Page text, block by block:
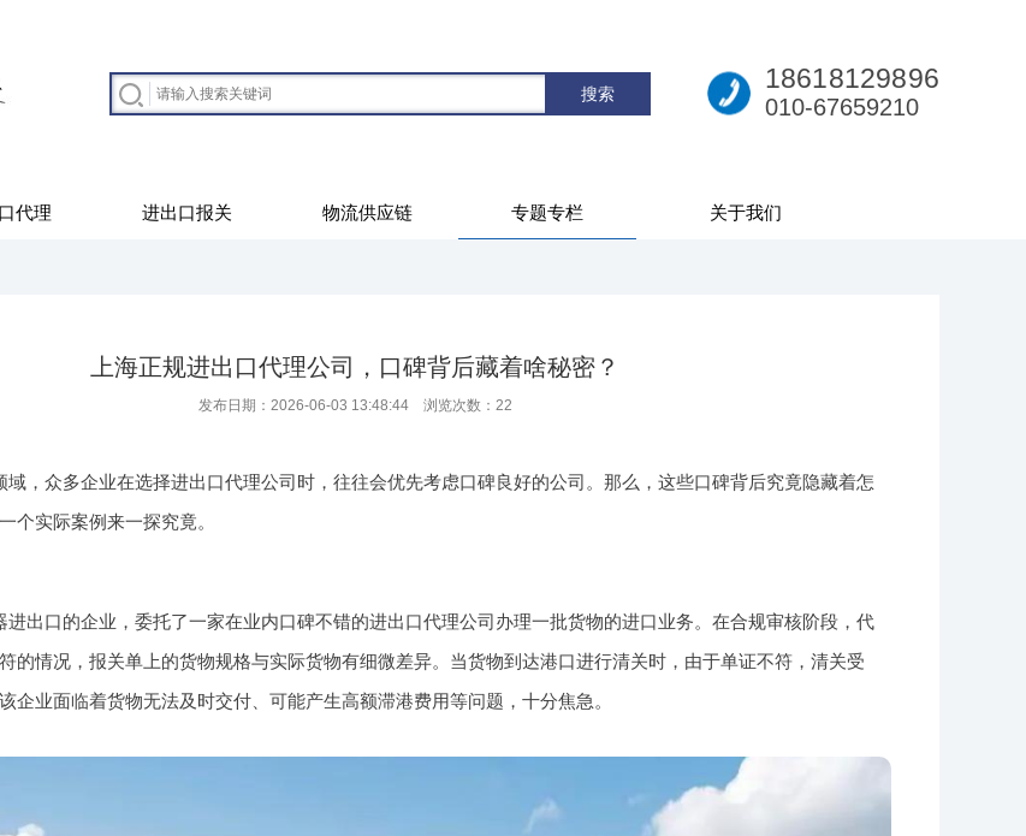
18618129896
010-67659210
代理 进出口报关 物流供应链 专题专栏 关于我们
上海正规进出口代理公司，口碑背后藏着啥秘密？
发布日期：2026-06-03 13:48:44 浏览次数： 22
域，众多企业在选择进出口代理公司时，往往会优先考虑口碑良好的公司。那么，这些口碑背后究竟隐藏着怎
个实际案例来一探究竟。
进出口的企业，委托了一家在业内口碑不错的进出口代理公司办理一批货物的进口业务。在合规审核阶段，代
的情况，报关单上的货物规格与实际货物有细微差异。当货物到达港口进行清关时，由于单证不符，清关受
企业面临着货物无法及时交付、可能产生高额滞港费用等问题，十分焦急。